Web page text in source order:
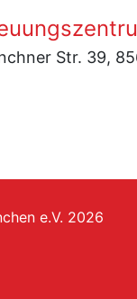
Str. 39,
e.V. 2026